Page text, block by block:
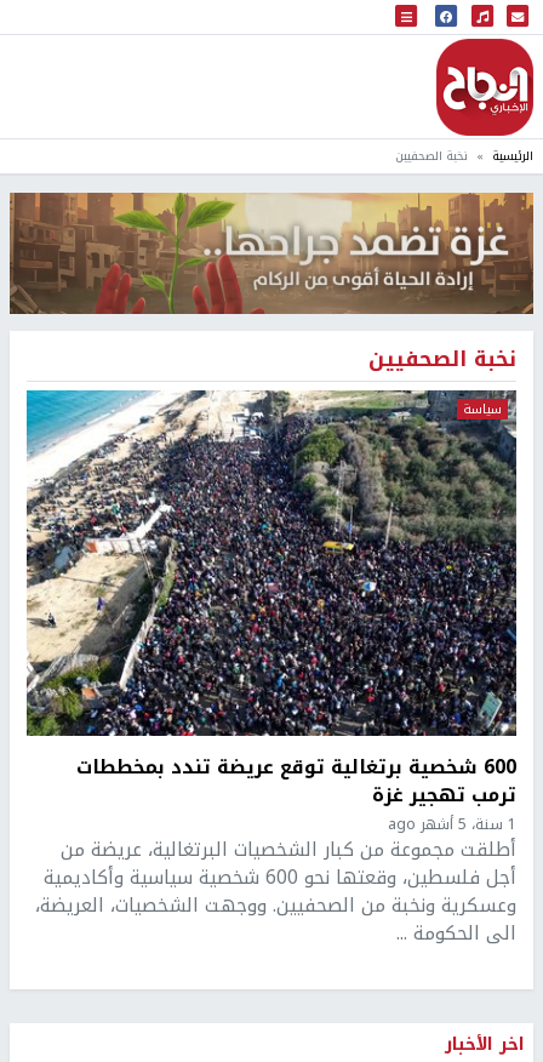
البث المباشر
إذاعة النجاح
الرئيسية نخبة الصحفيين
نخبة الصحفيين
سياسة
600 شخصية برتغالية توقع عريضة تندد بمخططات
ترمب تهجير غزة
1 سنة، 5 أشهر ago
أطلقت مجموعة من كبار الشخصيات البرتغالية، عريضة من
أجل فلسطين، وقعتها نحو 600 شخصية سياسية وأكاديمية
وعسكرية ونخبة من الصحفيين. ووجهت الشخصيات، العريضة،
الى الحكومة ...
اخر الأخبار